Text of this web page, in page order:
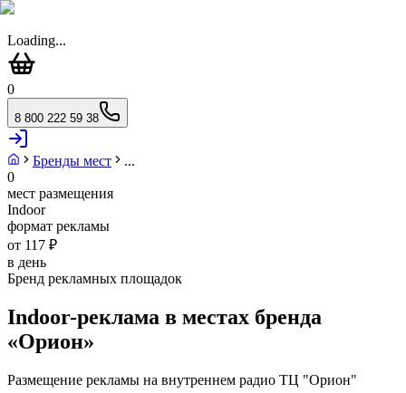
Loading...
0
8 800 222 59 38
Бренды мест
...
0
мест размещения
Indoor
формат рекламы
от 117 ₽
в день
Бренд рекламных площадок
Indoor-реклама в местах бренда
«Орион»
Размещение рекламы на внутреннем радио ТЦ "Орион"